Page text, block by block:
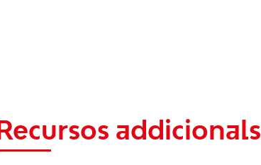
Recursos addicionals